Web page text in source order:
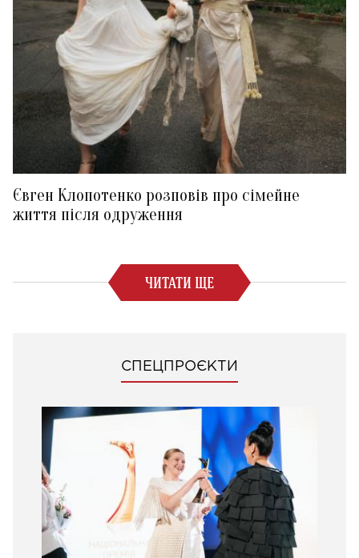
Євген Клопотенко розповів про сімейне
життя після одруження
ЧИТАТИ ЩЕ
СПЕЦПРОЄКТИ